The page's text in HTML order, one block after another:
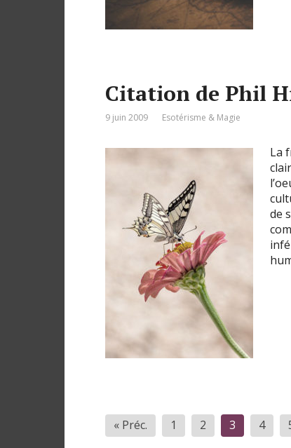
Citation de Phil
9 juin 2009 Esotérisme & Magie
La
de
Pagination
« Préc. 1 2 3 4